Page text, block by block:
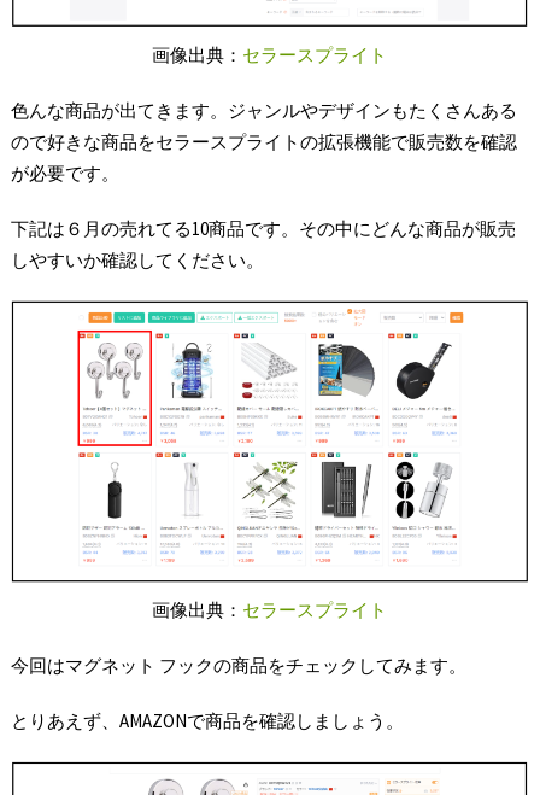
画像出典： セラースプライト
色んな商品が出てきます。ジャンルやデザインもたくさんある
ので好きな商品をセラースプライトの拡張機能で販売数を確認
が必要です。
下記は６月の売れてる10商品です。その中にどんな商品が販売
しやすいか確認してください。
画像出典： セラースプライト
今回はマグネット フックの商品をチェックしてみます。
とりあえず、AMAZONで商品を確認しましょう。